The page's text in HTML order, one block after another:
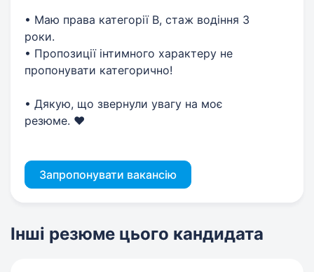
• Маю права категорії В, стаж водіння 3
роки.
• Пропозиції інтимного характеру не
пропонувати категорично!
• Дякую, що звернули увагу на моє
резюме. ❤️
Запропонувати вакансію
Інші резюме цього кандидата